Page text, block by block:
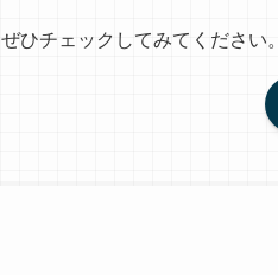
ぜひチェックしてみてください。